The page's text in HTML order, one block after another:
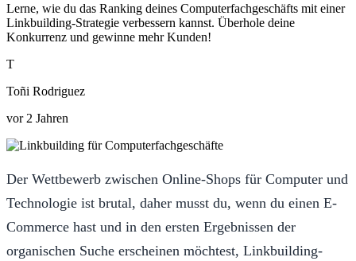
Lerne, wie du das Ranking deines Computerfachgeschäfts mit einer
Linkbuilding-Strategie verbessern kannst. Überhole deine
Konkurrenz und gewinne mehr Kunden!
T
Toñi Rodriguez
vor 2 Jahren
Der Wettbewerb zwischen Online-Shops für Computer und
Technologie ist brutal, daher musst du, wenn du einen E-
Commerce hast und in den ersten Ergebnissen der
organischen Suche erscheinen möchtest, Linkbuilding-